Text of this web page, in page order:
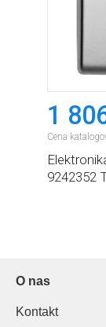
1
Cena
9242352
O nas
Kontakt